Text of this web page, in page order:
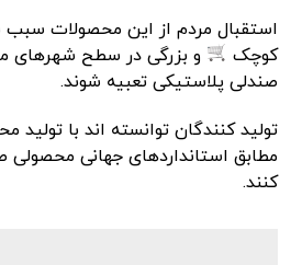
استقبال مردم از این محصولات
کوچک
و بزرگی در سطح شهرهای
صندلی پلاستیکی تعبیه شوند.
تولید کنندگان توانسته ‌اند با تولید
مطابق استانداردهای جهانی محصولی
کنند.